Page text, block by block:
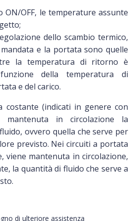
OFF, le temperature assunte
dello scambio termico,
e la portata sono quelle
la temperatura di ritorno è
della temperatura di
e del carico.
costante (indicati in genere con
mantenuta in circolazione la
ovvero quella che serve per
previsto. Nei circuiti a portata
viene mantenuta in circolazione,
la quantità di fluido che serve a
di ulteriore assistenza